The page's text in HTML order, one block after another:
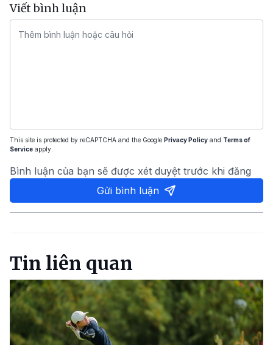
Viết bình luận
This site is protected by reCAPTCHA and the Google Privacy Policy and Terms of
Service apply.
Bình luận của bạn sẽ được xét duyệt trước khi đăng
Gửi bình luận
Tin liên quan